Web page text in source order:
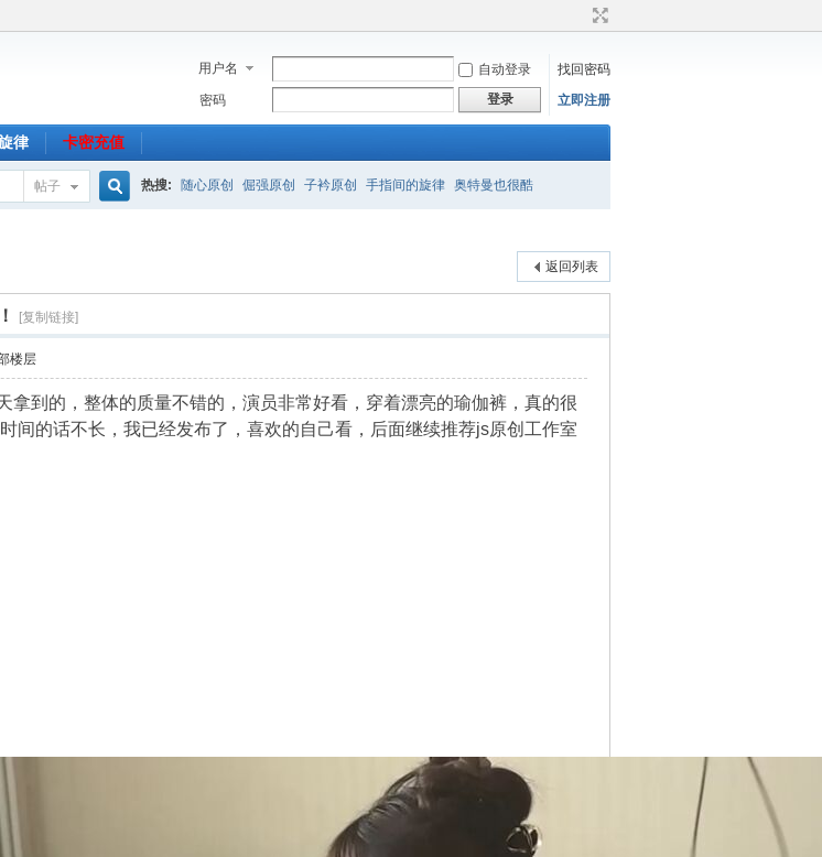
用户名 自动登录
找回密码
密码
登录 立即注册
律 卡密充值
帖子 热搜: 随心原创 倔强原创 子衿原创 手指间的旋律 奥特曼也很酷
返回列表
[复制链接]
楼层
拿到的，整体的质量不错的，演员非常好看，穿着漂亮的瑜伽裤，真的很
间的话不长，我已经发布了，喜欢的自己看，后面继续推荐js原创工作室